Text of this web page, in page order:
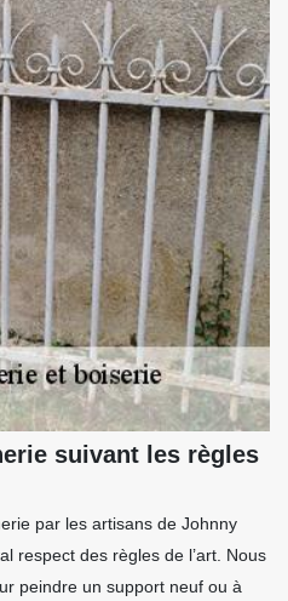
suivant les règles
par les artisans de Johnny
respect des règles de l’art. Nous
peindre un support neuf ou à